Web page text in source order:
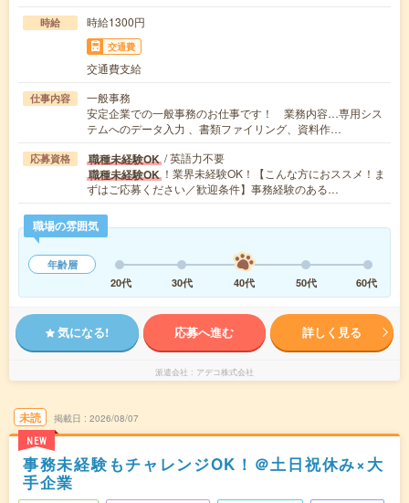
時給 時給1300円
交通費
交通費支給
仕事内容
一般事務
安定企業での一般事務のお仕事です！ 業務内容…専用シス
テムへのデータ入力 、書類ファイリング、資料作…
応募資格 職種未経験OK / 英語力不要
職種未経験OK ！業界未経験OK！【こんな方におススメ！ま
ずはご応募ください／歓迎条件】事務経験のある…
職場の雰囲気
年齢層
20代
30代 40代 50代 60代
気になる! 応募へ進む 詳しく見る
派遣会社 アデコ株式会社
未読
NEW
掲載日 2026/08/07
事務未経験もチャレンジOK！＠土日祝休み×大
手企業